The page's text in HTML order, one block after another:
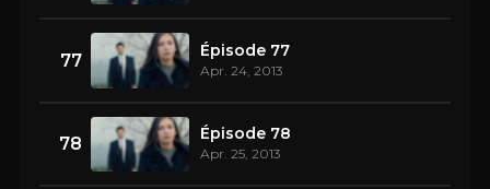
77 Épisode 77
Apr. 24, 2013
78 Épisode 78
Apr. 25, 2013